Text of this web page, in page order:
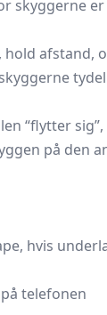
skyggerne
hold afstand,
“flytter
på den
hvis
telefonen